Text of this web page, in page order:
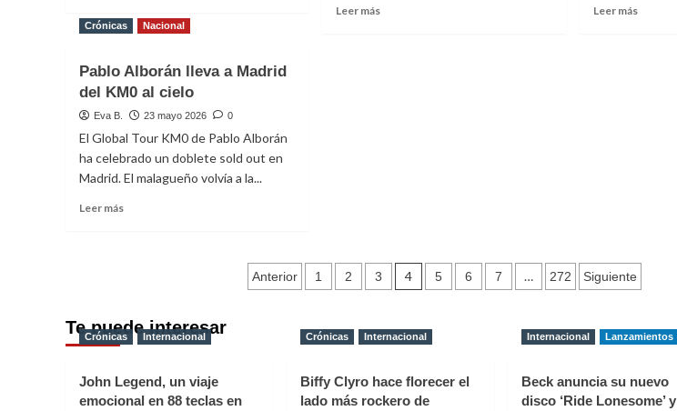
sobre
estrena
su
single
Mariposas’
Leer más Leer másLeer
Crónicas Nacional
Pablo Alborán lleva a Madrid
del KM0 al cielo
Eva B. 23 mayo 2026 0
El Global Tour KM0 de Pablo Alborán
ha celebrado un doblete sold out en
Madrid. El malagueño volvía a la...
Leer más
Madrid
del
al
cielo
Paginación
entradas
Anterior 1 2 3 4 5 6 7 … 272 Siguiente
Te puede interesar
Crónicas Internacional
John Legend, un viaje
emocional en 88 teclas en
Crónicas Internacional
Biffy Clyro hace florecer el
lado más rockero de
Internacional Lanzamientos
Beck anuncia su nuevo
disco ‘Ride Lonesome’ y